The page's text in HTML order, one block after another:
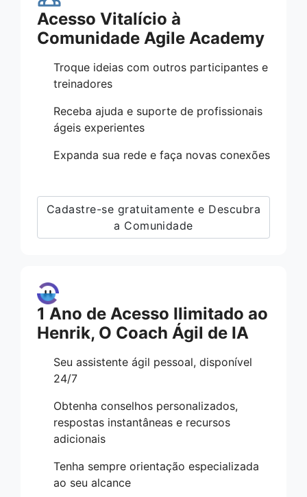
Acesso Vitalício à
Comunidade Agile Academy
Troque ideias com outros participantes e
treinadores
Receba ajuda e suporte de profissionais
ágeis experientes
Expanda sua rede e faça novas conexões
Cadastre-se gratuitamente e Descubra
a Comunidade
1 Ano de Acesso Ilimitado ao
Henrik, O Coach Ágil de IA
Seu assistente ágil pessoal, disponível
24/7
Obtenha conselhos personalizados,
respostas instantâneas e recursos
adicionais
Tenha sempre orientação especializada
ao seu alcance